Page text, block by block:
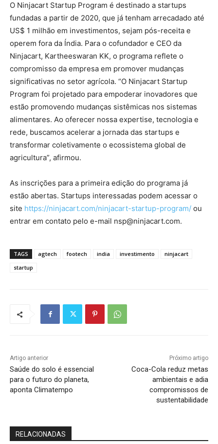
O Ninjacart Startup Program é destinado a startups
fundadas a partir de 2020, que já tenham arrecadado até
US$ 1 milhão em investimentos, sejam pós-receita e
operem fora da Índia. Para o cofundador e CEO da
Ninjacart, Kartheeswaran KK, o programa reflete o
compromisso da empresa em promover mudanças
significativas no setor agrícola. “O Ninjacart Startup
Program foi projetado para empoderar inovadores que
estão promovendo mudanças sistêmicas nos sistemas
alimentares. Ao oferecer nossa expertise, tecnologia e
rede, buscamos acelerar a jornada das startups e
transformar coletivamente o ecossistema global de
agricultura”, afirmou.
As inscrições para a primeira edição do programa já
estão abertas. Startups interessadas podem acessar o
site https://ninjacart.com/ninjacart-startup-program/ ou
entrar em contato pelo e-mail nsp@ninjacart.com.
TAGS agtech footech india investimento
ninjacart
startup
Artigo anterior
Saúde do solo é essencial
para o futuro do planeta,
aponta Climatempo
Próximo artigo
Coca-Cola reduz metas
ambientais e adia
compromissos de
sustentabilidade
RELACIONADAS